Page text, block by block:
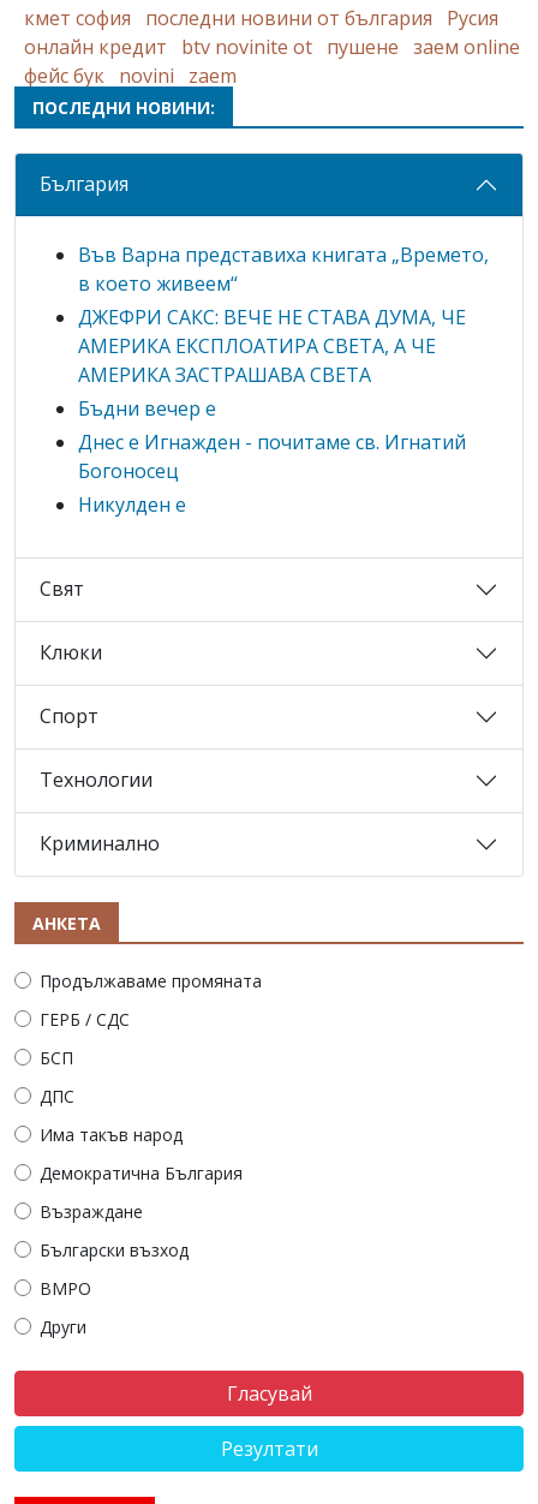
кмет софия последни новини от българия
Русия
онлайн кредит
btv novinite ot пушене заем online
фейс бук novini zaem
ПОСЛЕДНИ НОВИНИ:
България
Във Варна представиха книгата „Времето,
в което живеем“
ДЖЕФРИ САКС: ВЕЧЕ НЕ СТАВА ДУМА, ЧЕ
АМЕРИКА ЕКСПЛОАТИРА СВЕТА, А ЧЕ
АМЕРИКА ЗАСТРАШАВА СВЕТА
Бъдни вечер е
Днес е Игнажден - почитаме св. Игнатий
Богоносец
Никулден е
Свят
Клюки
Спорт
Технологии
Криминално
АНКЕТА
Продължаваме промяната
ГЕРБ / СДС
БСП
ДПС
Има такъв народ
Демократична България
Възраждане
Български възход
ВМРО
Други
Резултати